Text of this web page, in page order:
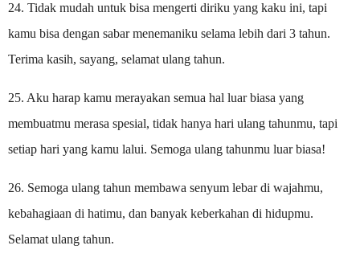
24. Tidak mudah untuk bisa mengerti diriku yang kaku ini, tapi
kamu bisa dengan sabar menemaniku selama lebih dari 3 tahun.
Terima kasih, sayang, selamat ulang tahun.
25. Aku harap kamu merayakan semua hal luar biasa yang
membuatmu merasa spesial, tidak hanya hari ulang tahunmu, tapi
setiap hari yang kamu lalui. Semoga ulang tahunmu luar biasa!
26. Semoga ulang tahun membawa senyum lebar di wajahmu,
kebahagiaan di hatimu, dan banyak keberkahan di hidupmu.
Selamat ulang tahun.